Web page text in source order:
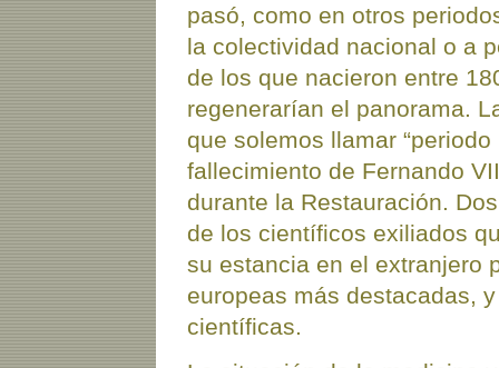
pasó, como en otros
la colectividad nacional o a
de los que nacieron entre
regenerarían el panorama.
que solemos llamar
fallecimiento de Fernando
durante la Restauración.
de los científicos exiliados
su estancia en el extranjero
europeas más destacadas,
científicas.